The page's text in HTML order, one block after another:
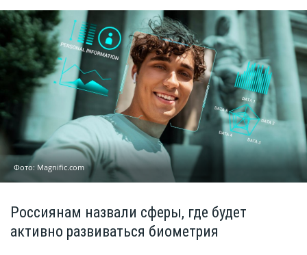
Фото: Magnific.com
Россиянам назвали сферы, где будет
активно развиваться биометрия